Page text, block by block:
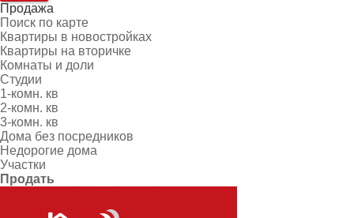
Продажа
Поиск по карте
Квартиры в новостройках
Квартиры на вторичке
Комнаты и доли
Студии
1-комн. кв
2-комн. кв
3-комн. кв
Дома без посредников
Недорогие дома
Участки
Продать